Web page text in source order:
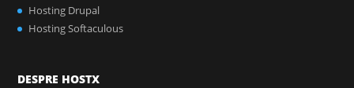
Hosting Drupal
Hosting Softaculous
DESPRE HOSTX